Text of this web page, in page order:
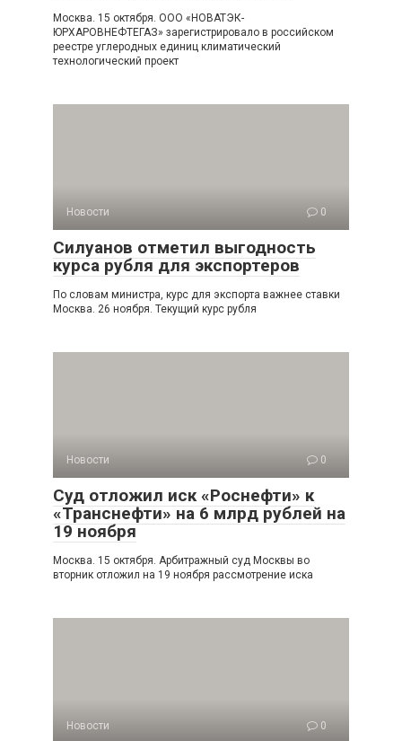
Москва. 15 октября. ООО «НОВАТЭК-
ЮРХАРОВНЕФТЕГАЗ» зарегистрировало в российском
реестре углеродных единиц климатический
технологический проект
Новости 0
Силуанов отметил выгодность
курса рубля для экспортеров
По словам министра, курс для экспорта важнее ставки
Москва. 26 ноября. Текущий курс рубля
Новости 0
Суд отложил иск «Роснефти» к
«Транснефти» на 6 млрд рублей на
19 ноября
Москва. 15 октября. Арбитражный суд Москвы во
вторник отложил на 19 ноября рассмотрение иска
Новости 0